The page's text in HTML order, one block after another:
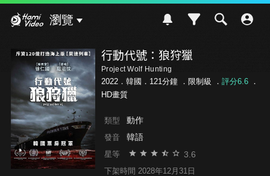
瀏覽
行動代號：狼狩獵
Project Wolf Hunting
2022．韓國．121分鐘 ． 限制級 ． 評分6.6．
HD畫質
類型 動作
發音 韓語
星等 3.6
下架時間 2028年12月31日